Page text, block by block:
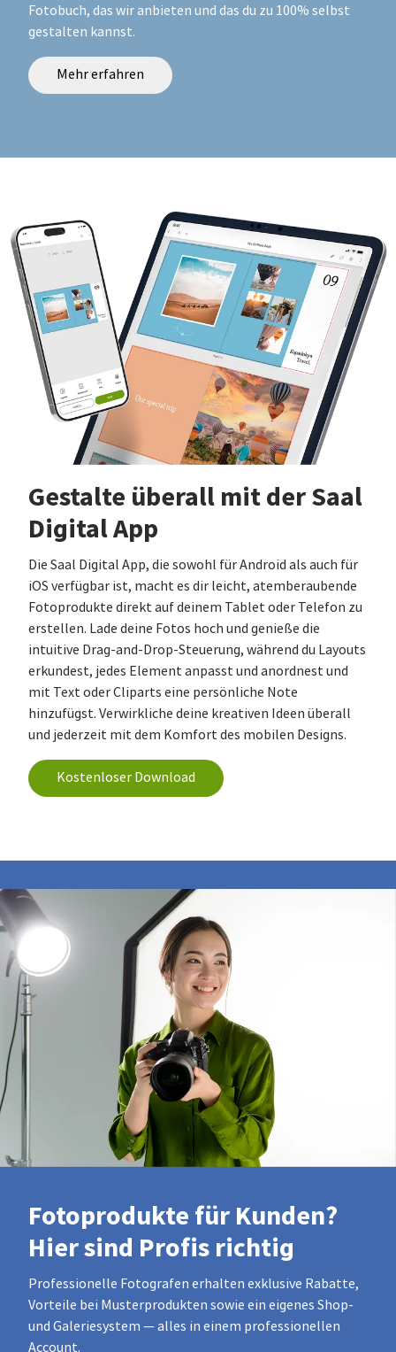
Fotobuch, das wir anbieten und das du zu 100% selbst
gestalten kannst.
Mehr erfahren
Gestalte überall mit der Saal
Digital App
Die Saal Digital App, die sowohl für Android als auch für
iOS verfügbar ist, macht es dir leicht, atemberaubende
Fotoprodukte direkt auf deinem Tablet oder Telefon zu
erstellen. Lade deine Fotos hoch und genieße die
intuitive Drag-and-Drop-Steuerung, während du Layouts
erkundest, jedes Element anpasst und anordnest und
mit Text oder Cliparts eine persönliche Note
hinzufügst. Verwirkliche deine kreativen Ideen überall
und jederzeit mit dem Komfort des mobilen Designs.
Kostenloser Download
Fotoprodukte für Kunden?
Hier sind Profis richtig
Professionelle Fotografen erhalten exklusive Rabatte,
Vorteile bei Musterprodukten sowie ein eigenes Shop-
und Galeriesystem — alles in einem professionellen
Account.